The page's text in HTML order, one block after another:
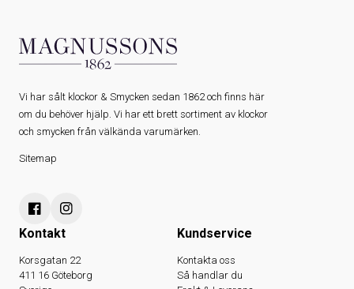
Vi har sålt klockor & Smycken sedan 1862 och finns här
om du behöver hjälp. Vi har ett brett sortiment av klockor
och smycken från välkända varumärken.
Sitemap
Kontakt
Korsgatan 22
411 16 Göteborg
Kundservice
Kontakta oss
Så handlar du